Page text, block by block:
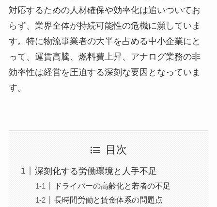
対応するための人材確保や効率化は追いついてお
らず、業界全体が持続可能性の危機に瀕していま
す。特に物流事業者の大半を占める中小企業にと
って、運賃高騰、燃料費上昇、アナログ業務の非
効率性は経営を圧迫する深刻な要因となっていま
す。
目次
深刻化する労働環境と人手不足
ドライバーの高齢化と若者の不足
長時間労働と賃金体系の問題点